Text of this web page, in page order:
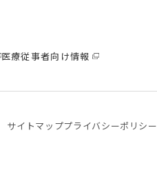
医療従事者向け情報
サイトマッププライバシーポリシー